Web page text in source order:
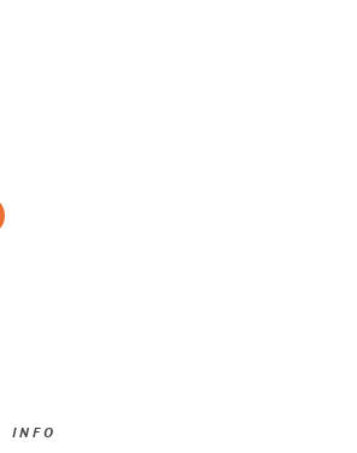
INFO